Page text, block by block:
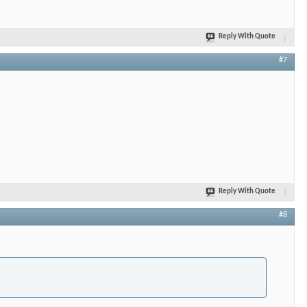
Reply With Quote
#7
Reply With Quote
#8